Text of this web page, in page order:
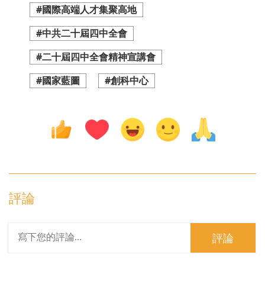
#國際高端人才集聚高地
#中共二十屆四中全會
#二十屆四中全會精神宣講會
#國家藍圖
#創科中心
評論
評論